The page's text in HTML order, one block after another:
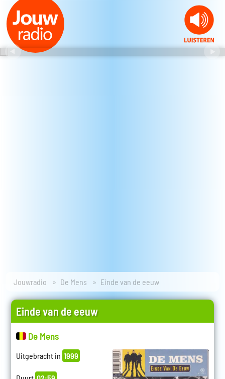
Jouwradio De Mens Einde van de eeuw
Einde van de eeuw
De Mens
Uitgebracht in 1999